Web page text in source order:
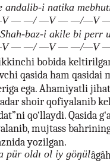
andalib-i natika
— —/ —V — —/—V
baz-i akile bi perr
— —/ —V — —/—V
bobida
qasida ham qasidai
ega. Ahamiyatli
shoir qofiyalanib
qo‘llaydi. Qasida
mujtass
yozilgan.
pür oldı ol iy göŋül